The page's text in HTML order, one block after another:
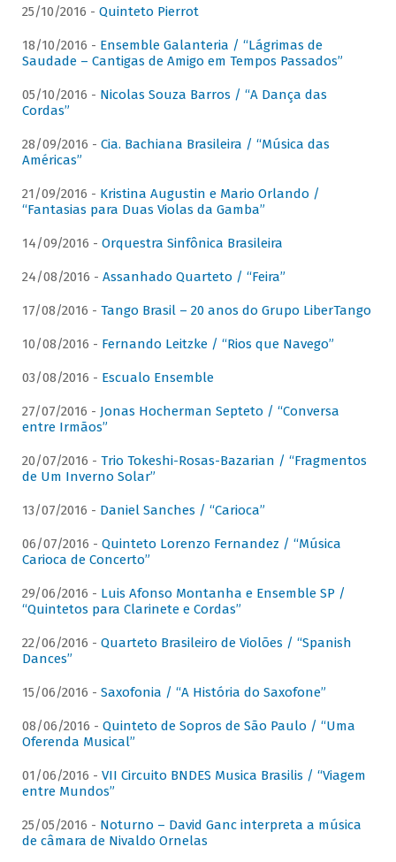
25/10/2016 - Quinteto Pierrot
18/10/2016 - Ensemble Galanteria / “Lágrimas de
Saudade – Cantigas de Amigo em Tempos Passados”
05/10/2016 - Nicolas Souza Barros / “A Dança das
Cordas”
28/09/2016 - Cia. Bachiana Brasileira / “Música das
Américas”
21/09/2016 - Kristina Augustin e Mario Orlando /
“Fantasias para Duas Violas da Gamba”
14/09/2016 - Orquestra Sinfônica Brasileira
24/08/2016 - Assanhado Quarteto / “Feira”
17/08/2016 - Tango Brasil – 20 anos do Grupo LiberTango
10/08/2016 - Fernando Leitzke / “Rios que Navego”
03/08/2016 - Escualo Ensemble
27/07/2016 - Jonas Hocherman Septeto / “Conversa
entre Irmãos”
20/07/2016 - Trio Tokeshi-Rosas-Bazarian / “Fragmentos
de Um Inverno Solar”
13/07/2016 - Daniel Sanches / “Carioca”
06/07/2016 - Quinteto Lorenzo Fernandez / “Música
Carioca de Concerto”
29/06/2016 - Luis Afonso Montanha e Ensemble SP /
“Quintetos para Clarinete e Cordas”
22/06/2016 - Quarteto Brasileiro de Violões / “Spanish
Dances”
15/06/2016 - Saxofonia / “A História do Saxofone”
08/06/2016 - Quinteto de Sopros de São Paulo / “Uma
Oferenda Musical”
01/06/2016 - VII Circuito BNDES Musica Brasilis / “Viagem
entre Mundos”
25/05/2016 - Noturno – David Ganc interpreta a música
de câmara de Nivaldo Ornelas